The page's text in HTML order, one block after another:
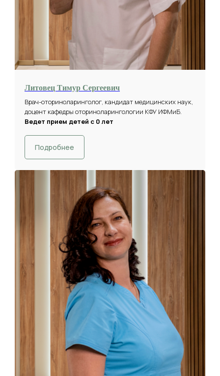
Литовец Тимур Сергеевич
Врач-оториноларинголог, кандидат медицинских наук,
доцент кафедры оториноларингологии КФУ ИФМиБ.
Ведет прием детей с 0 лет
Подробнее